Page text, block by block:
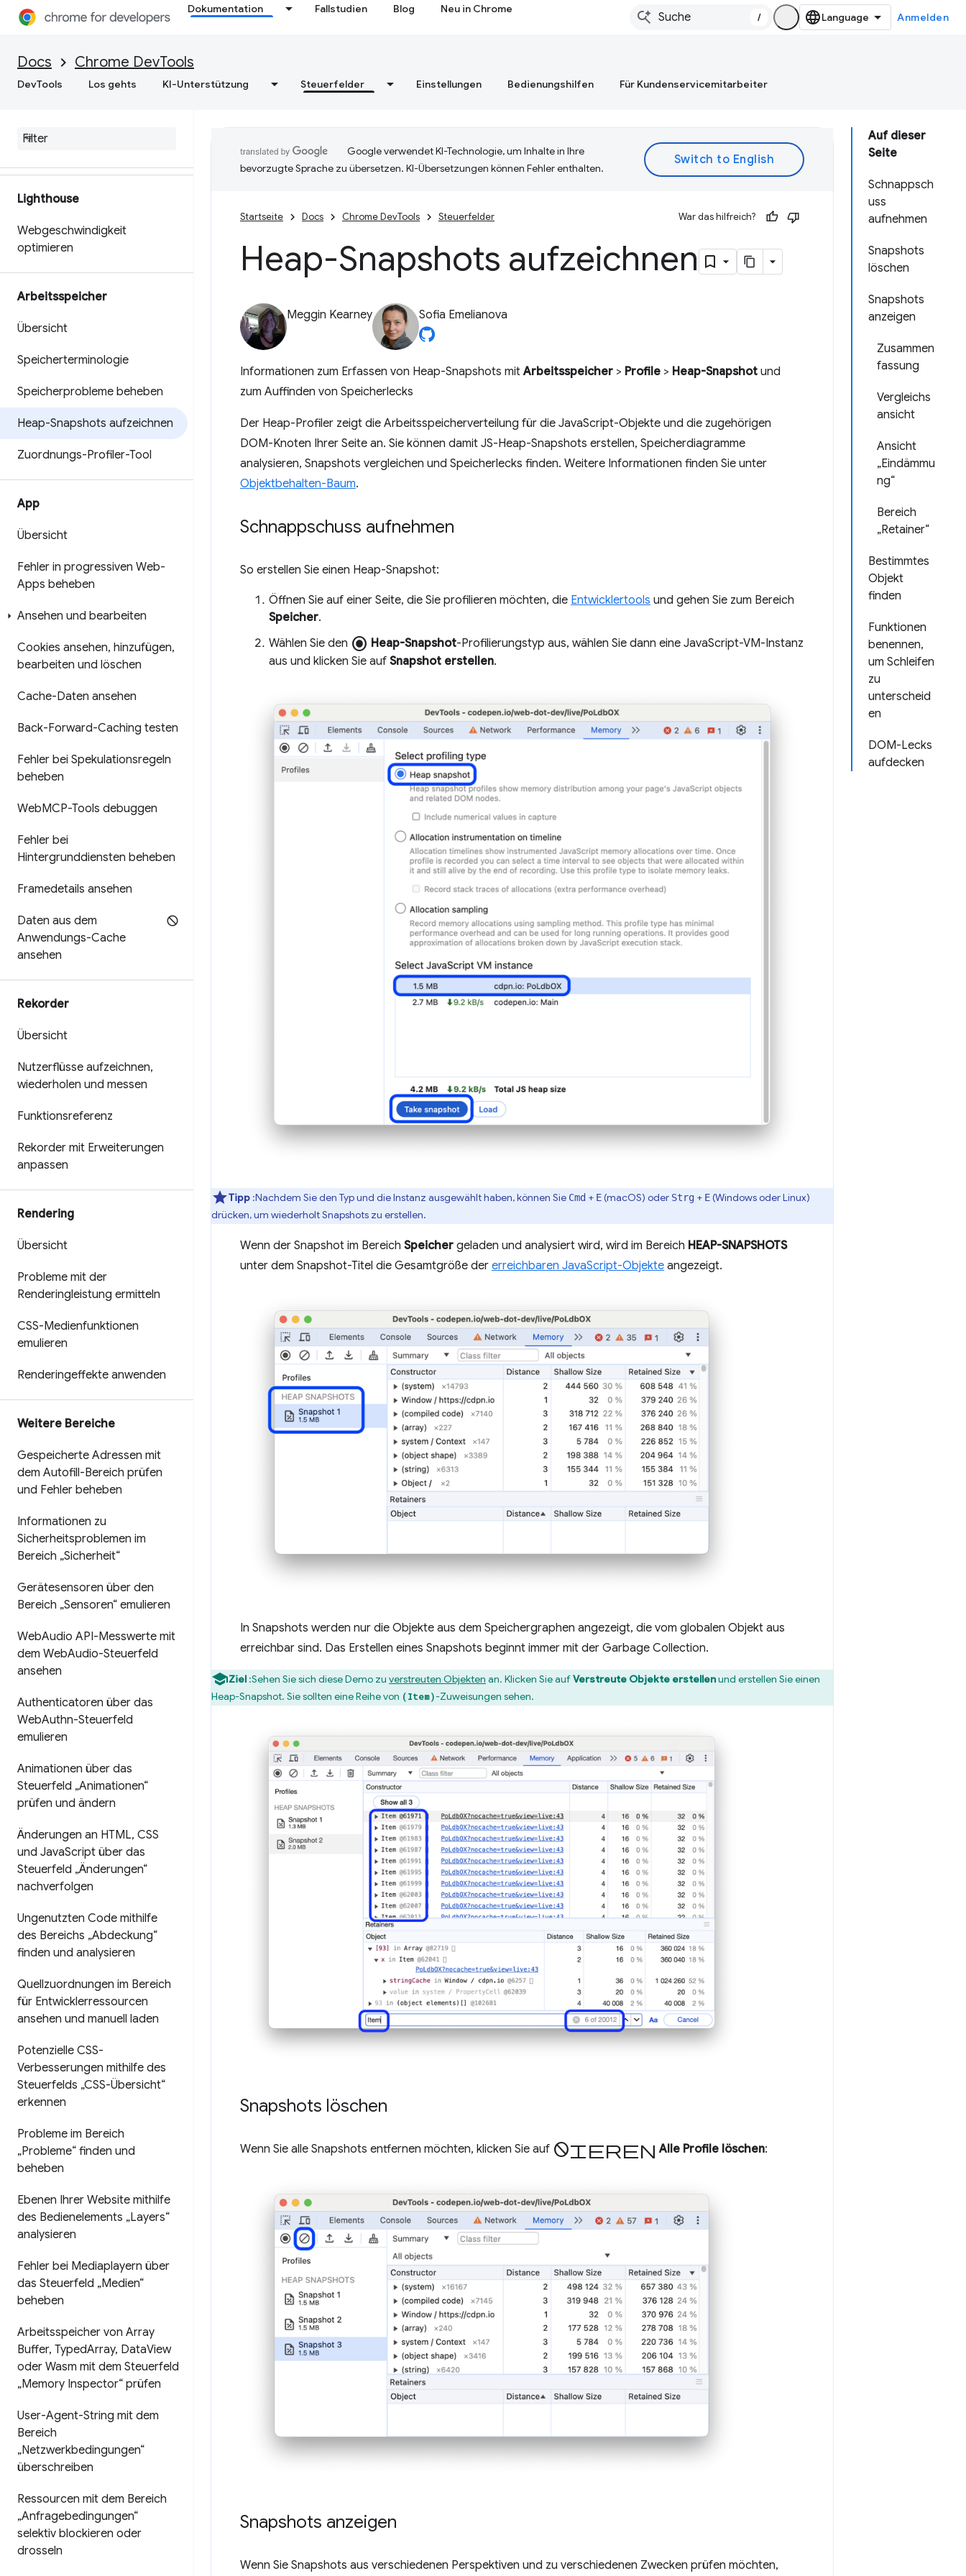
Dokumentation Fallstudien Blog Neu in Chrome
/ Anmelden
Docs Chrome DevTools
DevTools Los gehts KI-Unterstützung Steuerfelder Einstellungen Bedienungshilfen Für Kundenservicemitarbeiter
Passen Sie Ihre
Extensible API an.
Umsetzbare Informationen zur
Lighthouse
Webgeschwindigkeit
optimieren
Arbeitsspeicher
Übersicht
Speicherterminologie
Speicherprobleme beheben
Heap-Snapshots aufzeichnen
Zuordnungs-Profiler-Tool
App
Übersicht
Fehler in progressiven Web-
Apps beheben
Ansehen und bearbeiten
Cookies ansehen, hinzufügen,
bearbeiten und löschen
Cache-Daten ansehen
Back-Forward-Caching testen
Fehler bei Spekulationsregeln
beheben
WebMCP-Tools debuggen
Fehler bei
Hintergrunddiensten beheben
Framedetails ansehen
Daten aus dem
Anwendungs-Cache
ansehen
Rekorder
Übersicht
Nutzerflüsse aufzeichnen,
wiederholen und messen
Funktionsreferenz
Rekorder mit Erweiterungen
anpassen
Rendering
Übersicht
Probleme mit der
Renderingleistung ermitteln
CSS-Medienfunktionen
emulieren
Renderingeffekte anwenden
Weitere Bereiche
Gespeicherte Adressen mit
dem Autofill-Bereich prüfen
und Fehler beheben
Informationen zu
Sicherheitsproblemen im
Bereich „Sicherheit“
Gerätesensoren über den
Bereich „Sensoren“ emulieren
WebAudio API-Messwerte mit
dem WebAudio-Steuerfeld
ansehen
Authenticatoren über das
WebAuthn-Steuerfeld
emulieren
Animationen über das
Steuerfeld „Animationen“
prüfen und ändern
Änderungen an HTML, CSS
und JavaScript über das
Steuerfeld „Änderungen“
nachverfolgen
Ungenutzten Code mithilfe
des Bereichs „Abdeckung“
finden und analysieren
Quellzuordnungen im Bereich
für Entwicklerressourcen
ansehen und manuell laden
Potenzielle CSS-
Verbesserungen mithilfe des
Steuerfelds „CSS-Übersicht“
erkennen
Probleme im Bereich
„Probleme“ finden und
beheben
Ebenen Ihrer Website mithilfe
des Bedienelements „Layers“
analysieren
Fehler bei Mediaplayern über
das Steuerfeld „Medien“
beheben
Arbeitsspeicher von Array
Buffer, TypedArray, DataView
oder Wasm mit dem Steuerfeld
„Memory Inspector“ prüfen
User-Agent-String mit dem
Bereich
„Netzwerkbedingungen“
überschreiben
Ressourcen mit dem Bereich
„Anfragebedingungen“
selektiv blockieren oder
drosseln
Auf dieser
Seite
Schnappsch
uss
aufnehmen
Snapshots
löschen
Snapshots
anzeigen
Zusammen
fassung
Vergleichs
ansicht
Ansicht
„Eindämmu
ng“
Bereich
„Retainer“
Bestimmtes
Objekt
finden
Funktionen
benennen,
um Schleifen
zu
unterscheid
en
DOM-Lecks
aufdecken
Google verwendet KI-Technologie, um Inhalte in Ihre
bevorzugte Sprache zu übersetzen. KI-Übersetzungen können Fehler enthalten.
Startseite Docs Chrome DevTools Steuerfelder War das hilfreich?
Heap-Snapshots aufzeichnen
Meggin Kearney Sofia Emelianova
Informationen zum Erfassen von Heap-Snapshots mitArbeitsspeicher > Profile > Heap-Snapshot und
zum Auffinden von Speicherlecks
Der Heap-Profiler zeigt die Arbeitsspeicherverteilung für die JavaScript-Objekte und die zugehörigen
DOM-Knoten Ihrer Seite an. Sie können damit JS-Heap-Snapshots erstellen, Speicherdiagramme
analysieren, Snapshots vergleichen und Speicherlecks finden. Weitere Informationen finden Sie unter
Objektbehalten-Baum.
Schnappschuss aufnehmen
So erstellen Sie einen Heap-Snapshot:
Öffnen Sie auf einer Seite, die Sie profilieren möchten, die Entwicklertools und gehen Sie zum Bereich
Speicher.
Wählen Sie den radio_button_checked Heap-Snapshot-Profilierungstyp aus, wählen Sie dann eine JavaScript-VM-Instanz
aus und klicken Sie auf Snapshot erstellen.
Tipp :Nachdem Sie den Typ und die Instanz ausgewählt haben, können Sie Cmd + E(macOS) oder Strg + E(Windows oder Linux)
drücken, um wiederholt Snapshots zu erstellen.
Wenn der Snapshot im Bereich Speicher geladen und analysiert wird, wird im Bereich HEAP-SNAPSHOTS
unter dem Snapshot-Titel die Gesamtgröße der erreichbaren JavaScript-Objekte angezeigt.
In Snapshots werden nur die Objekte aus dem Speichergraphen angezeigt, die vom globalen Objekt aus
erreichbar sind. Das Erstellen eines Snapshots beginnt immer mit der Garbage Collection.
Ziel :Sehen Sie sich diese Demo zu verstreuten Objekten an. Klicken Sie aufVerstreute Objekte erstellenund erstellen Sie einen
Heap-Snapshot. Sie sollten eine Reihe von (Item)-Zuweisungen sehen.
Snapshots löschen
Wenn Sie alle Snapshots entfernen möchten, klicken Sie auf Blockieren Alle Profile löschen:
Snapshots anzeigen
Wenn Sie Snapshots aus verschiedenen Perspektiven und zu verschiedenen Zwecken prüfen möchten,